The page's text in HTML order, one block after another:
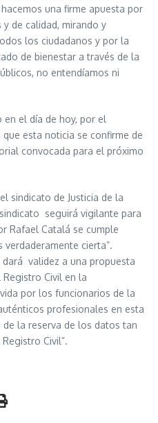
una firme apuesta por
de calidad, mirando y
los ciudadanos y por la
de bienestar a través de la
no entendíamos ni
el día de hoy, por el
esta noticia se confirme de
convocada para el próximo
sindicato de Justicia de la
seguirá vigilante para
Rafael Catalá se cumple
verdaderamente cierta”.
validez a una propuesta
Civil en la
por los funcionarios de la
profesionales en esta
la reserva de los datos tan
Civil”.